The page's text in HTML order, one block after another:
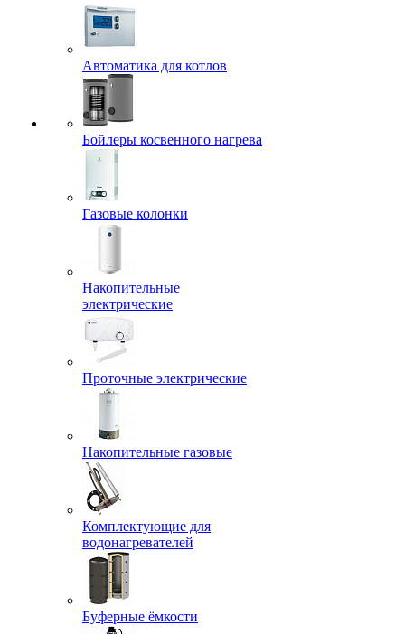
Автоматика для котлов
Бойлеры косвенного нагрева
Газовые колонки
Накопительные
электрические
Проточные электрические
Накопительные газовые
Комплектующие для
водонагревателей
Буферные ёмкости